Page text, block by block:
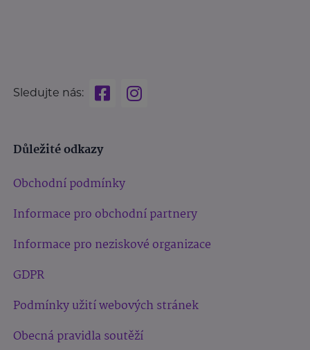
Sledujte nás:
Důležité odkazy
Obchodní podmínky
Informace pro obchodní partnery
Informace pro neziskové organizace
GDPR
Podmínky užití webových stránek
Obecná pravidla soutěží